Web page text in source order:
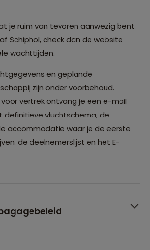
je ruim van tevoren aanwezig bent.
Schiphol, check dan de website
wachttijden.
en geplande
zijn onder voorbehoud.
voor vertrek ontvang je een e-mail
definitieve vluchtschema, de
accommodatie waar je de eerste
de deelnemerslijst en het E-